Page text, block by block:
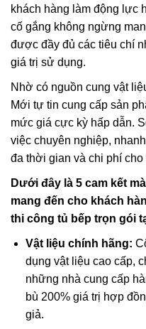
khách hàng làm động lực
cố gắng không ngừng
được đầy đủ các tiêu chí
giá trị sử dụng.
Nhờ có nguồn cung vật
Mới tự tin cung cấp sản
mức giá cực kỳ hấp dẫn.
việc chuyên nghiệp,
đa thời gian và chi phí cho
Dưới đây là 5 cam kết
mang đến cho khách
thi công tủ bếp trọn gói
Vật liệu chính hãng:
dụng vật liệu cao cấp,
những nhà cung cấp
bù 200% giá trị hợp
giả.